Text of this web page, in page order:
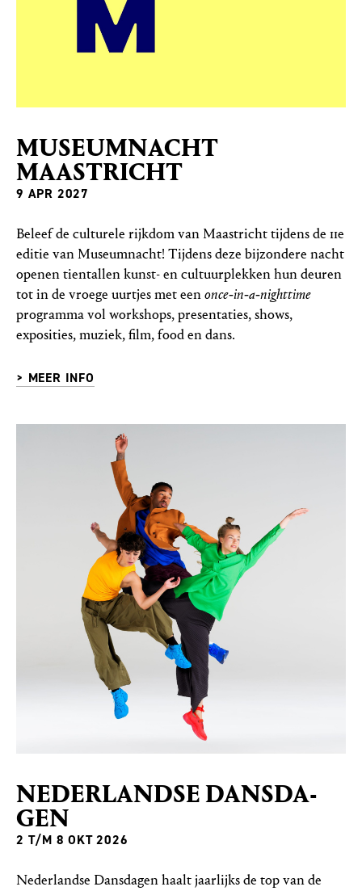
MUSEUMNACHT
MAAS­TRICHT
9 APR 2027
Beleef de culturele rijkdom van Maastricht tijdens de 11e
editie van Museumnacht! Tijdens deze bijzondere nacht
openen tientallen kunst- en cultuurplekken hun deuren
tot in de vroege uurtjes met eenonce‑in‑a‑nighttime
programma vol workshops, presentaties, shows,
exposities, muziek, film, food en dans.
> MEER INFO
NE­DER­LAND­SE DANS­DA­
GEN
2 T/M 8 OKT 2026
Nederlandse Dansdagen haalt jaarlijks de top van de